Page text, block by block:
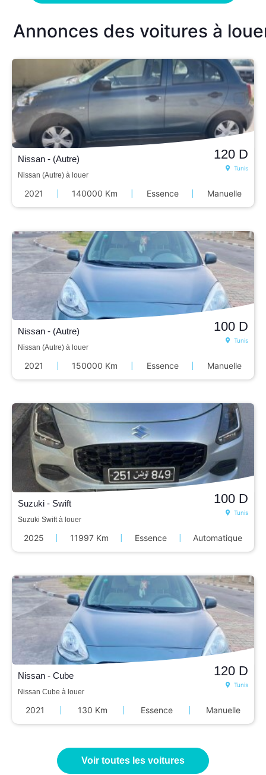
Annonces des voitures à
Nissan - (Autre)
Nissan (Autre) à louer
120 D
Tunis
2021 140000 Km Essence Manuelle
Nissan - (Autre)
Nissan (Autre) à louer
100 D
Tunis
2021 150000 Km Essence Manuelle
Suzuki - Swift
Suzuki Swift à louer
100 D
Tunis
2025 11997 Km Essence Automatique
Nissan - Cube
Nissan Cube à louer
120 D
Tunis
2021 130 Km Essence Manuelle
Voir toutes les voitures